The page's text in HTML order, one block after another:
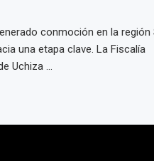
conmoción en la región
una etapa clave. La Fiscalía
Uchiza ...